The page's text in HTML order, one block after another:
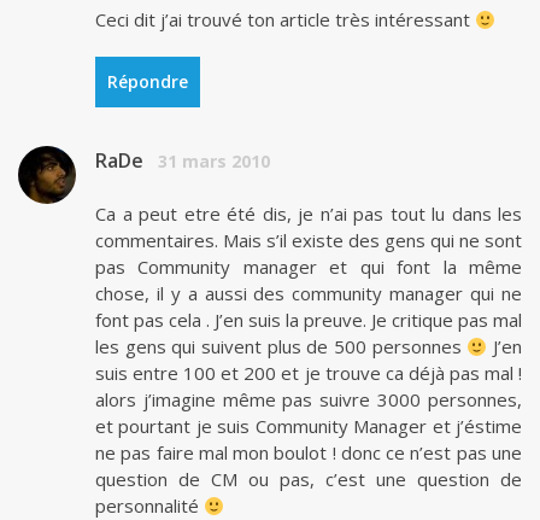
Ceci dit j’ai trouvé ton article très intéressant
Répondre
RaDe 31 mars 2010
Ca a peut etre été dis, je n’ai pas tout lu dans les
commentaires. Mais s’il existe des gens qui ne sont
pas Community manager et qui font la même
chose, il y a aussi des community manager qui ne
font pas cela . J’en suis la preuve. Je critique pas mal
les gens qui suivent plus de 500 personnes
J’en
suis entre 100 et 200 et je trouve ca déjà pas mal !
alors j’imagine même pas suivre 3000 personnes,
et pourtant je suis Community Manager et j’éstime
ne pas faire mal mon boulot ! donc ce n’est pas une
question de CM ou pas, c’est une question de
personnalité